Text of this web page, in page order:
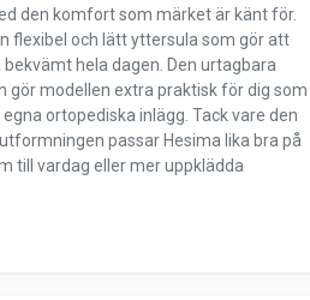
den komfort som märket är känt för.
flexibel och lätt yttersula som gör att
bekvämt hela dagen. Den urtagbara
gör modellen extra praktisk för dig som
ortopediska inlägg. Tack vare den
passar Hesima lika bra på
till vardag eller mer uppklädda